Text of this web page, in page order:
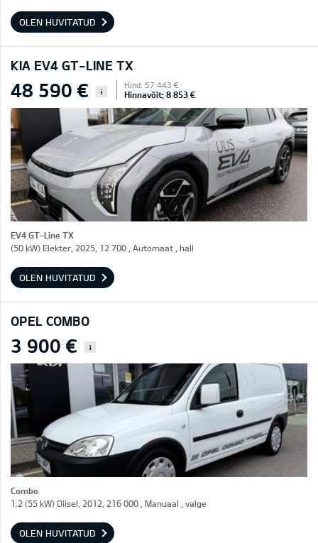
OLEN HUVITATUD
KIA EV4 GT-LINE TX
48 590 € i
Hind: 57 443 €
Hinnavõit: 8 853 €
EV4 GT-Line TX
(50 kW) Elekter, 2025, 12 700 , Automaat , hall
OLEN HUVITATUD
OPEL COMBO
3 900 € i
Combo
1.2 (55 kW) Diisel, 2012, 216 000 , Manuaal , valge
OLEN HUVITATUD